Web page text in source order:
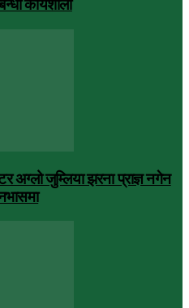
कार्यशाला
अग्लो जुम्लिया झरना प्राज्ञ नगेन